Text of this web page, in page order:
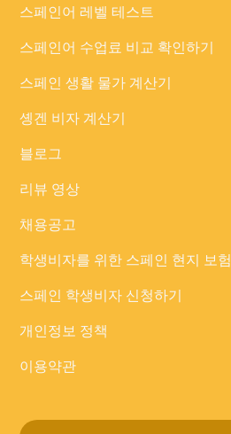
스페인어 레벨 테스트
스페인어 수업료 비교 확인하기
스페인 생활 물가 계산기
솅겐 비자 계산기
블로그
리뷰 영상
채용공고
학생비자를 위한 스페인 현지 보험
스페인 학생비자 신청하기
개인정보 정책
이용약관